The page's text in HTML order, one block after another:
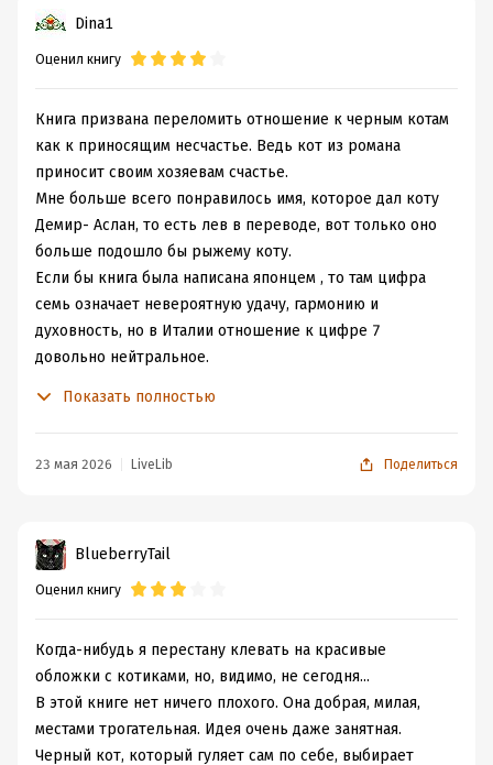
Dina1
Оценил книгу
Книга призвана переломить отношение к черным котам
как к приносящим несчастье. Ведь кот из романа
приносит своим хозяевам счастье.
Мне больше всего понравилось имя, которое дал коту
Демир- Аслан, то есть лев в переводе, вот только оно
больше подошло бы рыжему коту.
Если бы книга была написана японцем , то там цифра
семь означает невероятную удачу, гармонию и
духовность, но в Италии отношение к цифре 7
довольно нейтральное.
Можно, наверное, порекомендовать книгк тем, для
Показать полностью
23 мая 2026 LiveLib Поделиться
BlueberryTail
Оценил книгу
Когда-нибудь я перестану клевать на красивые
обложки с котиками, но, видимо, не сегодня...
В этой книге нет ничего плохого. Она добрая, милая,
местами трогательная. Идея очень даже занятная.
Черный кот, который гуляет сам по себе, выбирает